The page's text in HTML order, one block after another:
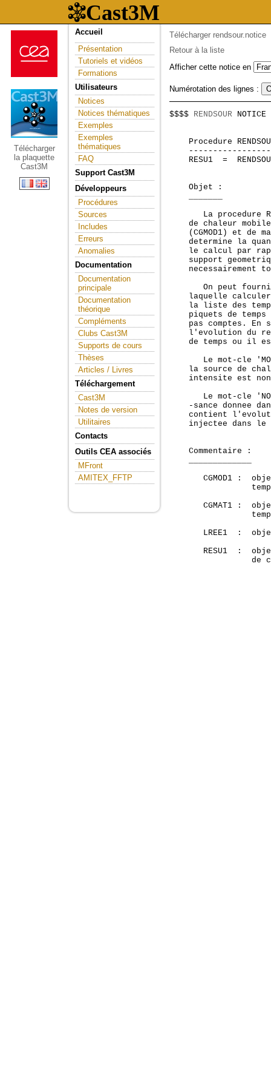
Télécharger
la plaquette
Cast3M
Accueil
Présentation
Tutoriels et vidéos
Formations
Utilisateurs
Notices
Notices thématiques
Exemples
Exemples
thématiques
FAQ
Support Cast3M
Développeurs
Procédures
Sources
Includes
Erreurs
Anomalies
Documentation
Documentation
principale
Documentation
théorique
Compléments
Clubs Cast3M
Supports de cours
Thèses
Articles / Livres
Téléchargement
Cast3M
Notes de version
Utilitaires
Contacts
Outils CEA associés
MFront
AMITEX_FFTP
Télécharger rendsour.notice
Retour à la liste
Afficher cette notice en
Numérotation des lignes :
$$$$ RENDSOUR
Procedure
RESU1  =
    Objet :
La procedure
de chaleur
(CGMOD1) et de
determine la
le calcul par
support
necessairement
On peut
laquelle
la liste des
piquets de temps
pas comptes. En
l'evolution du
de temps ou il
Le mot-cle
la source de
intensite est
Le mot-cle
-sance donnee
contient
injectee dans le
    Commentaire :
CGMOD1 :
CGMAT1 :
LREE1  :
RESU1  :
de